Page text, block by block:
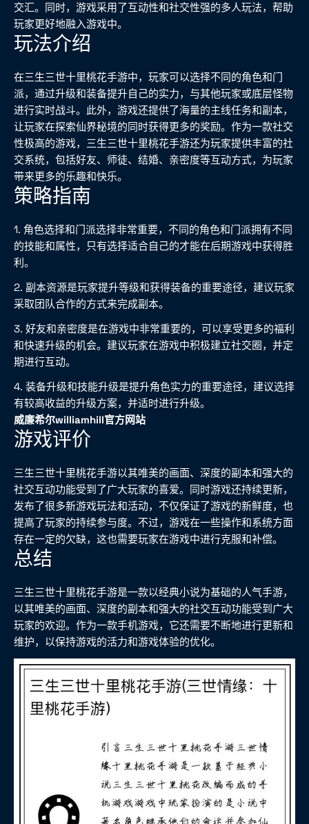
交汇。同时，游戏采用了互动性和社交性强的多人玩法，帮助
玩家更好地融入游戏中。
玩法介绍
在三生三世十里桃花手游中，玩家可以选择不同的角色和门
派，通过升级和装备提升自己的实力，与其他玩家或底层怪物
进行实时战斗。此外，游戏还提供了海量的主线任务和副本，
让玩家在探索仙界秘境的同时获得更多的奖励。作为一款社交
性极高的游戏，三生三世十里桃花手游还为玩家提供丰富的社
交系统，包括好友、师徒、结婚、亲密度等互动方式，为玩家
带来更多的乐趣和快乐。
策略指南
1. 角色选择和门派选择非常重要，不同的角色和门派拥有不同
的技能和属性，只有选择适合自己的才能在后期游戏中获得胜
利。
2. 副本资源是玩家提升等级和获得装备的重要途径，建议玩家
采取团队合作的方式来完成副本。
3. 好友和亲密度是在游戏中非常重要的，可以享受更多的福利
和快速升级的机会。建议玩家在游戏中积极建立社交圈，并定
期进行互动。
4. 装备升级和技能升级是提升角色实力的重要途径，建议选择
有较高收益的升级方案，并适时进行升级。
威廉希尔williamhill官方网站
游戏评价
三生三世十里桃花手游以其唯美的画面、深度的副本和强大的
社交互动功能受到了广大玩家的喜爱。同时游戏还持续更新，
发布了很多新游戏玩法和活动，不仅保证了游戏的新鲜度，也
提高了玩家的持续参与度。不过，游戏在一些操作和系统方面
存在一定的欠缺，这也需要玩家在游戏中进行克服和补偿。
总结
三生三世十里桃花手游是一款以经典小说为基础的人气手游，
以其唯美的画面、深度的副本和强大的社交互动功能受到广大
玩家的欢迎。作为一款手机游戏，它还需要不断地进行更新和
维护，以保持游戏的活力和游戏体验的优化。